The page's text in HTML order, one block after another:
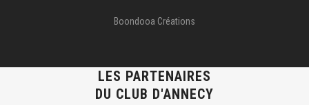
Boondooa Créations
LES PARTENAIRES
DU CLUB D'ANNECY